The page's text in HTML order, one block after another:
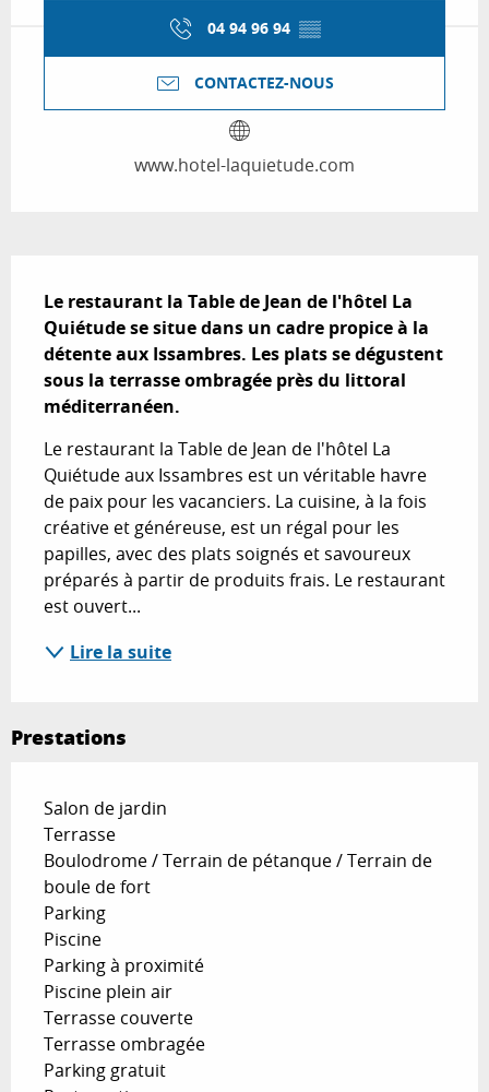
04 94 96 94 ▒▒
CONTACTEZ-NOUS
www.hotel-laquietude.com
Le restaurant la Table de Jean de l'hôtel La
Quiétude se situe dans un cadre propice à la
détente aux Issambres. Les plats se dégustent
sous la terrasse ombragée près du littoral
méditerranéen.
Le restaurant la Table de Jean de l'hôtel La
Quiétude aux Issambres est un véritable havre
de paix pour les vacanciers. La cuisine, à la fois
créative et généreuse, est un régal pour les
papilles, avec des plats soignés et savoureux
préparés à partir de produits frais. Le restaurant
est ouvert...
Lire la suite
Prestations
Salon de jardin
Terrasse
Boulodrome / Terrain de pétanque / Terrain de
boule de fort
Parking
Piscine
Parking à proximité
Piscine plein air
Terrasse couverte
Terrasse ombragée
Parking gratuit